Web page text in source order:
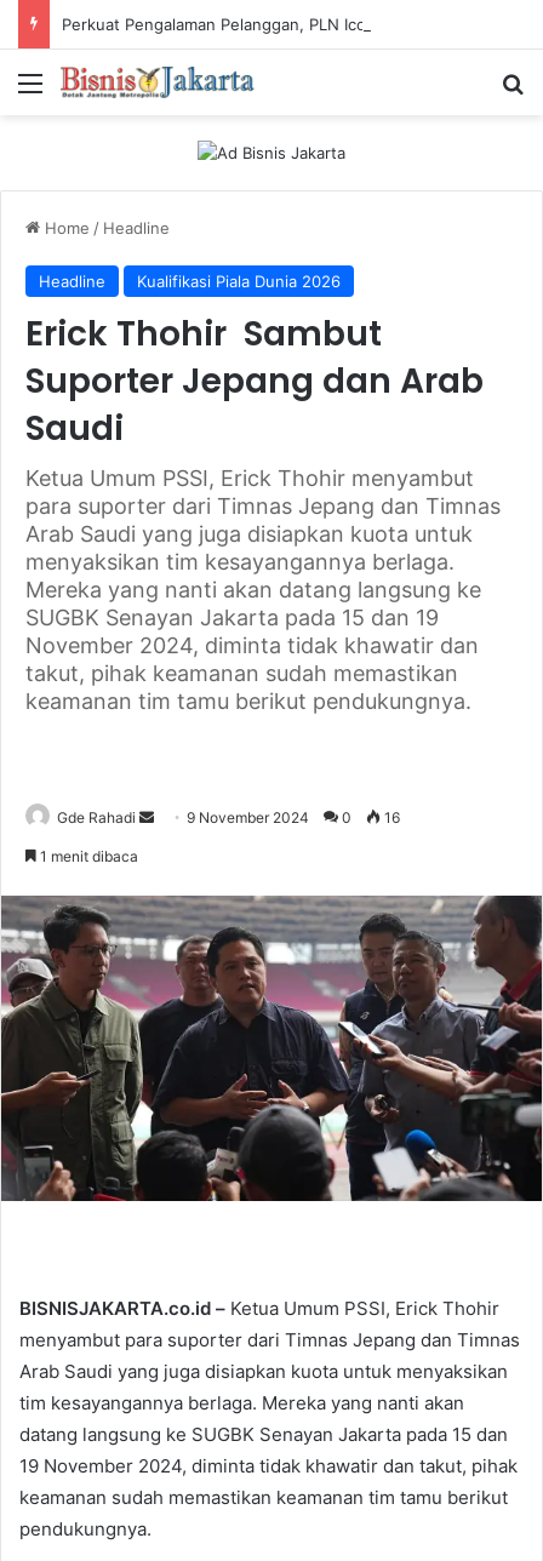
Menu
Home / Headline
Headline Kualifikasi Piala Dunia 2026
Erick Thohir Sambut
Suporter Jepang dan Arab
Saudi
Ketua Umum PSSI, Erick Thohir menyambut
para suporter dari Timnas Jepang dan Timnas
Arab Saudi yang juga disiapkan kuota untuk
menyaksikan tim kesayangannya berlaga.
Mereka yang nanti akan datang langsung ke
SUGBK Senayan Jakarta pada 15 dan 19
November 2024, diminta tidak khawatir dan
takut, pihak keamanan sudah memastikan
keamanan tim tamu berikut pendukungnya.
Gde Rahadi
d
n
9 November 2024 0 16
1 menit dibaca
BISNISJAKARTA.co.id – Ketua Umum PSSI, Erick Thohir
menyambut para suporter dari Timnas Jepang dan Timnas
Arab Saudi yang juga disiapkan kuota untuk menyaksikan
tim kesayangannya berlaga. Mereka yang nanti akan
datang langsung ke SUGBK Senayan Jakarta pada 15 dan
19 November 2024, diminta tidak khawatir dan takut, pihak
keamanan sudah memastikan keamanan tim tamu berikut
pendukungnya.